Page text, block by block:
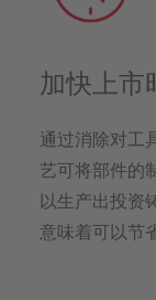
加快上市
通过消除对工
艺可将部件的
以生产出投资
意味着可以节